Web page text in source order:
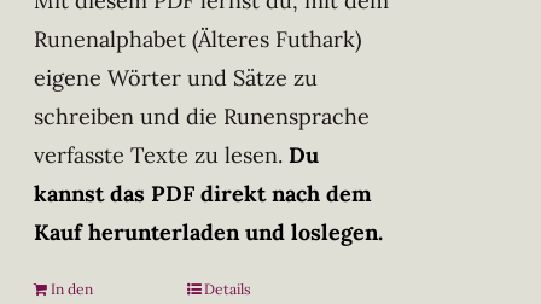
Runenalphabet (Älteres Futhark)
eigene Wörter und Sätze zu
schreiben und die Runensprache
verfasste Texte zu lesen. Du
kannst das PDF direkt nach dem
Kauf herunterladen und loslegen.
In den
Details